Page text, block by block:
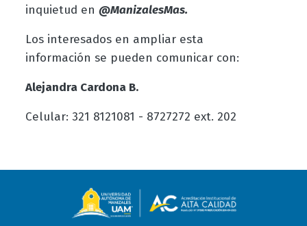
inquietud en @ManizalesMas.
Los interesados en ampliar esta
información se pueden comunicar con:
Alejandra Cardona B.
Celular: 321 8121081 - 8727272 ext. 202